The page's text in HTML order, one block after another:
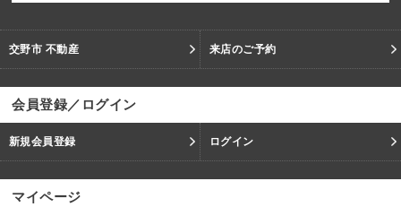
交野市 不動産 来店のご予約
会員登録／ログイン
新規会員登録 ログイン
マイページ